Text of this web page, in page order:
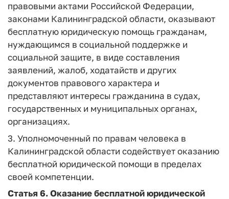
правовыми актами Российской Федерации,
законами Калининградской области, оказывают
бесплатную юридическую помощь гражданам,
нуждающимся в социальной поддержке и
социальной защите, в виде составления
заявлений, жалоб, ходатайств и других
документов правового характера и
представляют интересы гражданина в судах,
государственных и муниципальных органах,
организациях.
3. Уполномоченный по правам человека в
Калининградской области содействует оказанию
бесплатной юридической помощи в пределах
своей компетенции.
Статья 6.Оказание бесплатной юридической